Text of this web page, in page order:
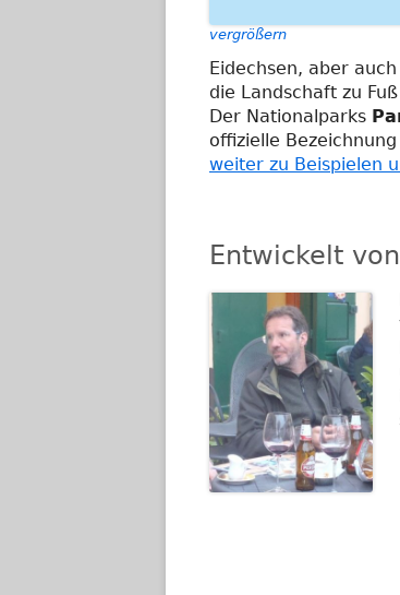
vergrößern
Eidechsen, aber
die Landschaft zu
Der Nationalparks
offizielle
weiter zu Beispielen
Entwickelt